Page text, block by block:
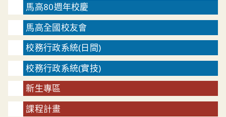
馬高80週年校慶
馬高全國校友會
校務行政系統(日間)
校務行政系統(實技)
新生專區
課程計畫